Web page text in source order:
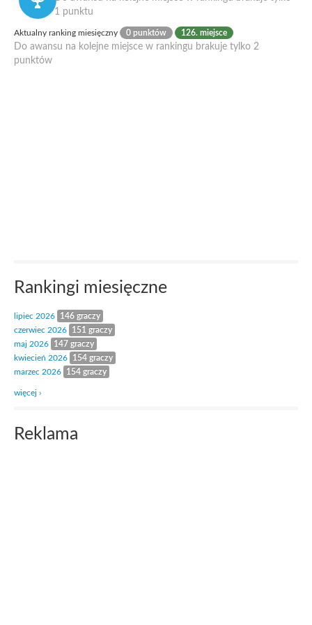
1 punktu
Aktualny ranking miesięczny 0 punktów 126. miejsce
Do awansu na kolejne miejsce w rankingu brakuje tylko 2
punktów
Rankingi miesięczne
lipiec 2026
146 graczy
czerwiec 2026
151 graczy
maj 2026
147 graczy
kwiecień 2026
154 graczy
marzec 2026
154 graczy
więcej ›
Reklama